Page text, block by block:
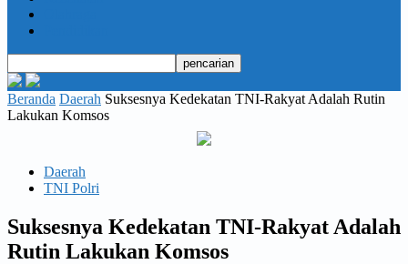
Beranda Daerah Suksesnya Kedekatan TNI-Rakyat Adalah Rutin
Lakukan Komsos
Daerah
TNI Polri
Suksesnya Kedekatan TNI-Rakyat Adalah
Rutin Lakukan Komsos